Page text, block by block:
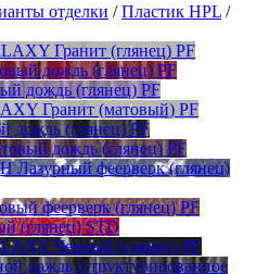
отделки /Пластик HPL /
Гранит (глянец) PF
дождь (глянец) PF
дождь (глянец) PF
Гранит (матовый) PF
дождь (глянец) PF
дождь (глянец) PF
Лазурный феерверк (глянец)
феерверк (глянец) PF
(глянец) STD
Черный (глянец) PF
дождь (структурированное